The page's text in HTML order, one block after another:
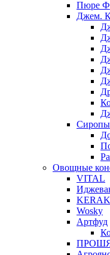
Пюре
Джем.
Сиропы
Овощные
VITAL
Wosky
Артфуд